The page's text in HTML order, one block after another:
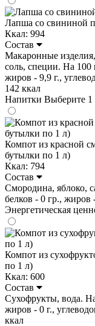
Лапша со свининой
Ккал: 994
Состав
Макаронные
соль, специи. На 100
жиров - 9,9 г.,
142 ккал
Напитки Выберите 1
Компот из красной
бутылки по 1 л)
Ккал: 794
Состав
Смородина, яблоко,
белков - 0 гр., жиров
Энергетическая
Компот из
по 1 л)
Ккал: 600
Состав
Сухофрукты, вода.
жиров - 0 г.,
ккал